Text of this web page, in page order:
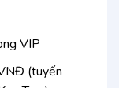
VIP
(tuyến